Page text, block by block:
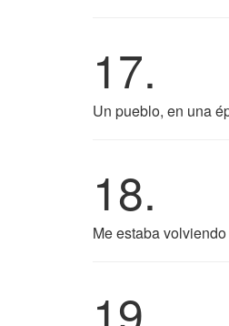
17.
Un pueblo, en una
18.
Me estaba
19.